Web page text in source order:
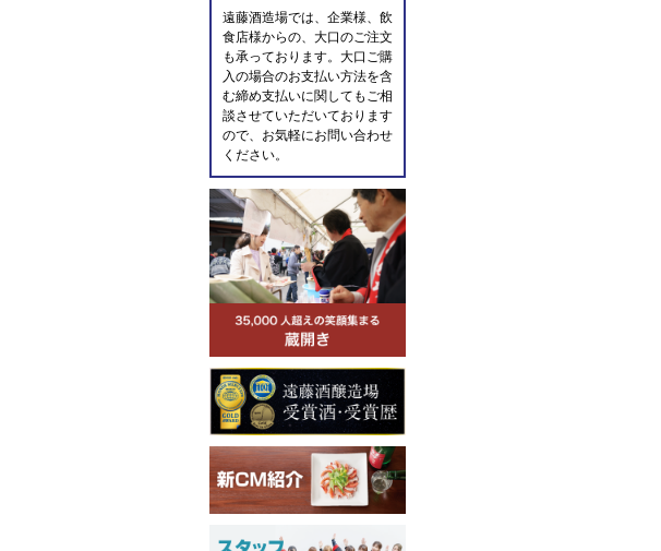
遠藤酒造場では、企業様、飲
食店様からの、大口のご注文
も承っております。大口ご購
入の場合のお支払い方法を含
む締め支払いに関してもご相
談させていただいております
ので、お気軽にお問い合わせ
ください。